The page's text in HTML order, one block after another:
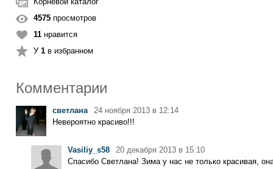
4575 просмотров
11 нравится
У 1 в избранном
Комментарии
светлана
24 ноября 2013 в 12:14
Невероятно красиво!!!
Vasiliy_s58
20 декабря 2013 в 15:10
Спасибо Светлана! Зима у нас не только красивая,